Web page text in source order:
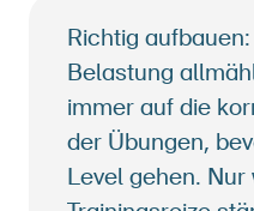
Richtig
Belastung
immer auf die
der Übungen,
Level gehen. Nur